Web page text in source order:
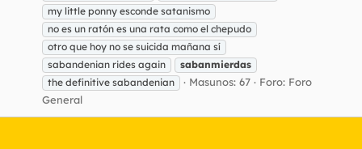
my little ponny esconde satanismo
no es un ratón es una rata como el chepudo
otro que hoy no se suicida mañana sí
sabandenian rides again
sabanmierdas
the definitive sabandenian
Masunos: 67 Foro: Foro
General